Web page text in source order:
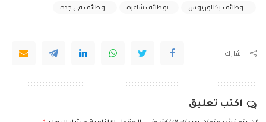
وظائف بكالوريوس
وظائف شاغرة وظائف في جدة
شارك
اكتب تعليق